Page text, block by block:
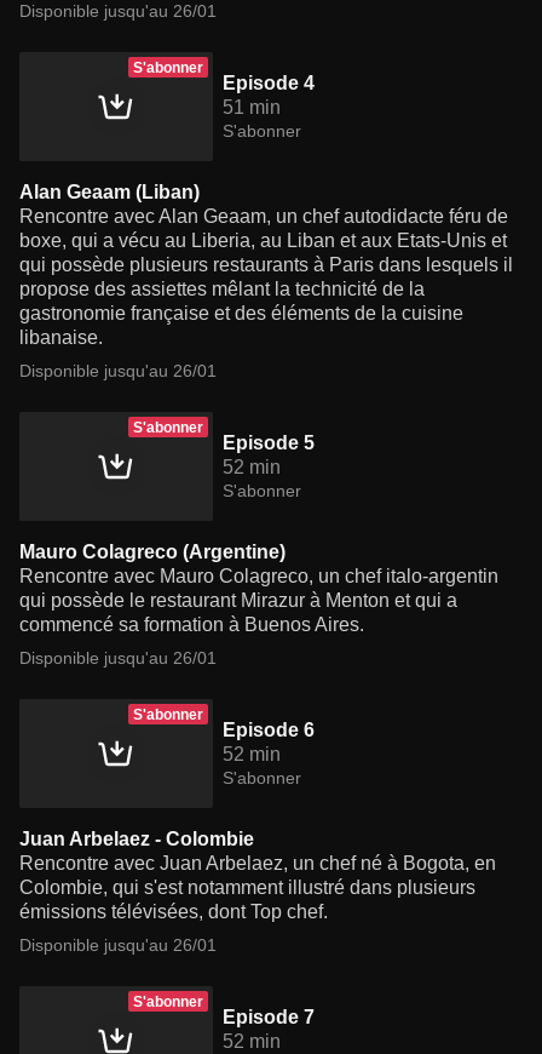
Disponible jusqu'au 26/01
S'abonner
Episode 4
51 min
S'abonner
Alan Geaam (Liban)
Rencontre avec Alan Geaam, un chef autodidacte féru de
boxe, qui a vécu au Liberia, au Liban et aux Etats-Unis et
qui possède plusieurs restaurants à Paris dans lesquels il
propose des assiettes mêlant la technicité de la
gastronomie française et des éléments de la cuisine
libanaise.
Disponible jusqu'au 26/01
S'abonner
Episode 5
52 min
S'abonner
Mauro Colagreco (Argentine)
Rencontre avec Mauro Colagreco, un chef italo-argentin
qui possède le restaurant Mirazur à Menton et qui a
commencé sa formation à Buenos Aires.
Disponible jusqu'au 26/01
S'abonner
Episode 6
52 min
S'abonner
Juan Arbelaez - Colombie
Rencontre avec Juan Arbelaez, un chef né à Bogota, en
Colombie, qui s'est notamment illustré dans plusieurs
émissions télévisées, dont Top chef.
Disponible jusqu'au 26/01
S'abonner
Episode 7
52 min